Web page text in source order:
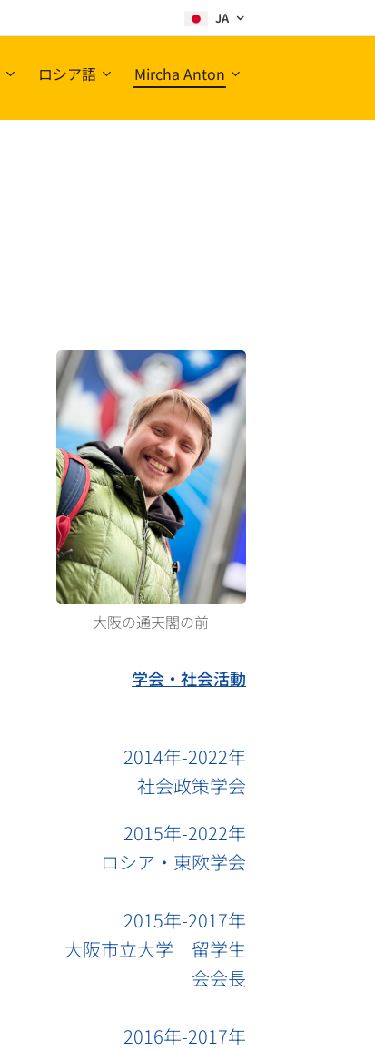
JA
ロシア語 Mircha Anton
大阪の通天閣の前
学会・社会活動
2014年-2022年
社会政策学会
2015年-2022年
ロシア・東欧学会
2015年-2017年
大阪市立大学 留学生
会会長
2016年-2017年